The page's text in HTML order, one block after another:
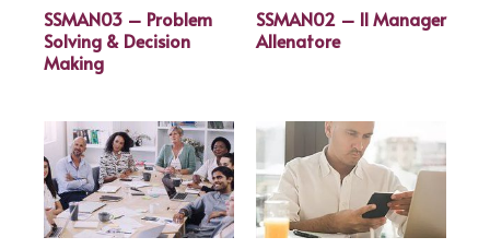
SSMAN03 – Problem
Solving & Decision
Making
SSMAN02 – Il Manager
Allenatore